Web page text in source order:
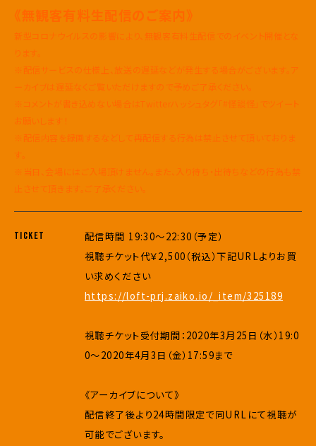
《無観客有料生配信のご案内》
新型コロナウイルスの影響により、無観客有料生配信でのイベント開催とな
ります。
※配信サービスの仕様上、放送の遅延などが発生する場合がございます。ア
ーカイブは遅延なくご覧いただけますので予めご了承ください。
※コメントが書き込めない場合はTwitterハッシュタグ「#怪談怪」でツイート
お願いします！
※配信内容を録画するなどして再配信する行為は禁止させて頂いておりま
す。
※当日、会場にはご入場頂けません。また、入り待ち・出待ちなどの行為も禁
止させて頂きます。ご了承ください。
TICKET
配信時間 19:30～22:30（予定）
視聴チケット代￥2,500（税込）下記URLよりお買
い求めください
https://loft-prj.zaiko.io/_item/325189
視聴チケット受付期間：2020年3月25日（水）19:0
0～2020年4月3日（金）17:59まで
《アーカイブについて》
配信終了後より24時間限定で同URLにて視聴が
可能でございます。